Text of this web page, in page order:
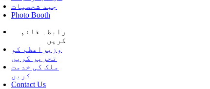
جید شخصیات
Photo Booth
رابطہ قائم
کریں
وزیراعظم کو
تحریر کریں
ملک کی خدمت
کریں
Contact Us